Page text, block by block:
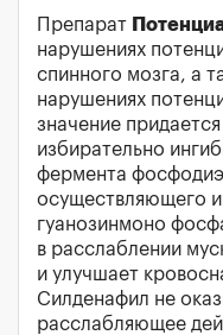
Препарат
нарушениях
спинного мозга, а
нарушениях
значение
избирательно
фермента
осуществляющего
гуанозинмоно
в расслаблении
и улучшает
Силденафил не
расслабляющее